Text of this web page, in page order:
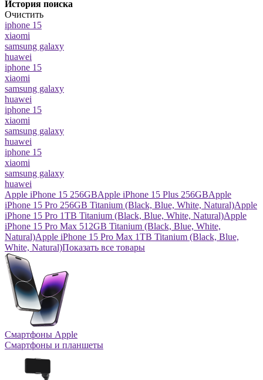
История поиска
Очистить
iphone 15
xiaomi
samsung galaxy
huawei
iphone 15
xiaomi
samsung galaxy
huawei
iphone 15
xiaomi
samsung galaxy
huawei
iphone 15
xiaomi
samsung galaxy
huawei
Apple iPhone 15 256GBApple iPhone 15 Plus 256GBApple
iPhone 15 Pro 256GB Titanium (Black, Blue, White, Natural)Apple
iPhone 15 Pro 1TB Titanium (Black, Blue, White, Natural)Apple
iPhone 15 Pro Max 512GB Titanium (Black, Blue, White,
Natural)Apple iPhone 15 Pro Max 1TB Titanium (Black, Blue,
White, Natural)Показать все товары
Смартфоны Apple
Смартфоны и планшеты